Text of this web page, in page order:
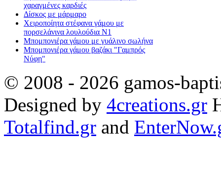
χαραγμένες καρδιές
Δίσκος με μάρμαρο
Χειροποίητα στέφανα γάμου με
πορσελάνινα λουλούδια Ν1
Μπομπονιέρα γάμου με γυάλινο σωλήνα
Μπομπονιέρα γάμου βαζάκι "Γαμπρός
Νύφη"
© 2008 - 2026 gamos-
Designed by 4creations.gr
Totalfind.gr and